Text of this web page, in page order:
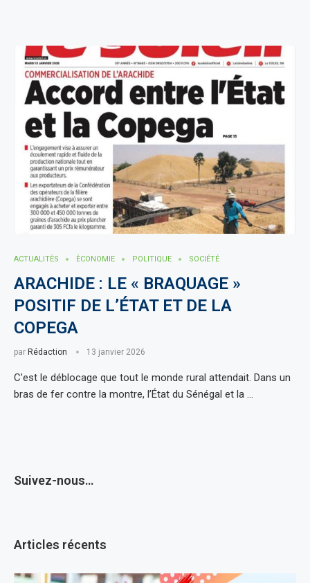
ACTUALITÈS ÈCONOMIE POLITIQUE SOCIÉTÉ
ARACHIDE : LE « BRAQUAGE »
POSITIF DE L’ÉTAT ET DE LA
COPEGA
par Rédaction 13 janvier 2026
C’est le déblocage que tout le monde rural attendait. Dans un
bras de fer contre la montre, l’État du Sénégal et la …
Suivez-nous…
Articles récents